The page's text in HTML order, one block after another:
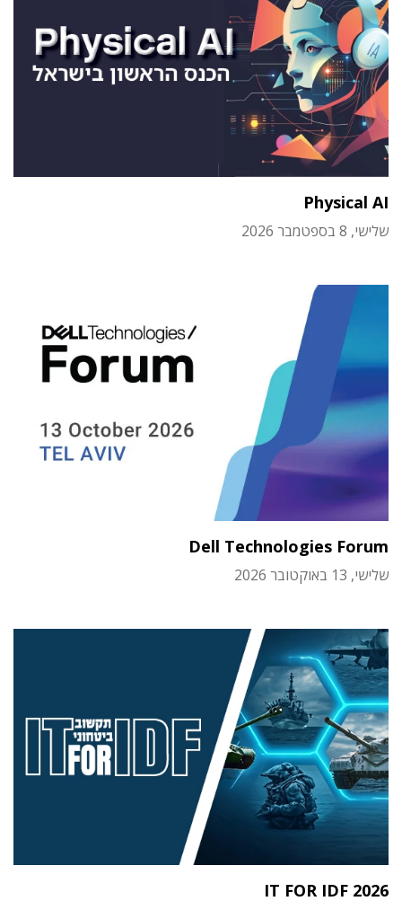
Physical AI
שלישי, 8 בספטמבר 2026
Dell Technologies Forum
שלישי, 13 באוקטובר 2026
IT FOR IDF 2026